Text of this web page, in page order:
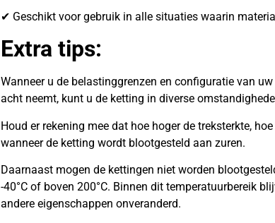
✔ Geschikt voor gebruik in alle situaties waarin
Extra tips:
Wanneer u de belastinggrenzen en configuratie van
acht neemt, kunt u de ketting in diverse
Houd er rekening mee dat hoe hoger de treksterkte,
wanneer de ketting wordt blootgesteld aan zuren.
Daarnaast mogen de kettingen niet worden
-40°C of boven 200°C. Binnen dit temperatuurbereik
andere eigenschappen onveranderd.